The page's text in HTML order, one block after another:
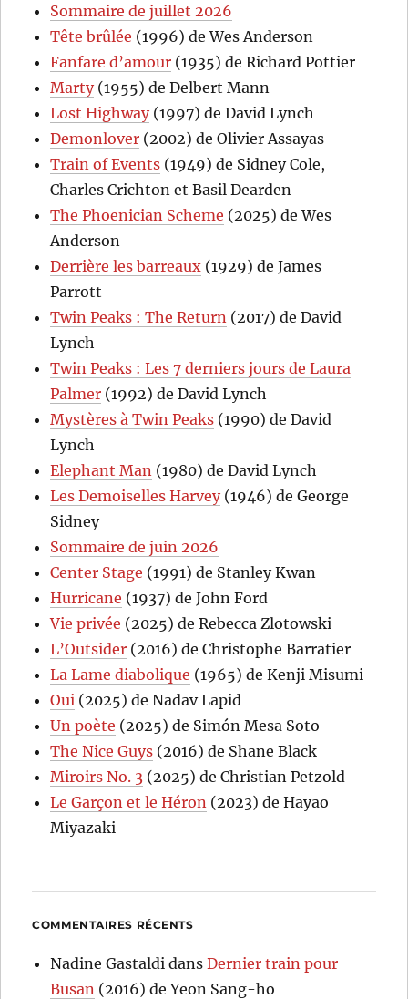
Sommaire de juillet 2026
Tête brûlée (1996) de Wes Anderson
Fanfare d’amour (1935) de Richard Pottier
Marty(1955) de Delbert Mann
Lost Highway(1997) de David Lynch
Demonlover (2002) de Olivier Assayas
Train of Events (1949) de Sidney Cole,
Charles Crichton et Basil Dearden
The Phoenician Scheme (2025) de Wes
Anderson
Derrière les barreaux (1929) de James
Parrott
Twin Peaks : The Return (2017) de David
Lynch
Twin Peaks : Les 7 derniers jours de Laura
Palmer (1992) de David Lynch
Mystères à Twin Peaks (1990) de David
Lynch
Elephant Man (1980) de David Lynch
Les Demoiselles Harvey(1946) de George
Sidney
Sommaire de juin 2026
Center Stage (1991) de Stanley Kwan
Hurricane (1937) de John Ford
Vie privée (2025) de Rebecca Zlotowski
L’Outsider (2016) de Christophe Barratier
La Lame diabolique (1965) de Kenji Misumi
Oui (2025) de Nadav Lapid
Un poète (2025) de Simón Mesa Soto
The Nice Guys (2016) de Shane Black
Miroirs No. 3 (2025) de Christian Petzold
Le Garçon et le Héron (2023) de Hayao
Miyazaki
COMMENTAIRES RÉCENTS
Nadine Gastaldi dansDernier train pour
Busan (2016) de Yeon Sang-ho